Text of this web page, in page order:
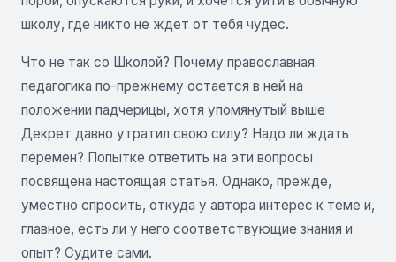
школу, где никто не ждет от тебя чудес.
Что не так со Школой? Почему православная
педагогика по-прежнему остается в ней на
положении падчерицы, хотя упомянутый выше
Декрет давно утратил свою силу? Надо ли ждать
перемен? Попытке ответить на эти вопросы
посвящена настоящая статья. Однако, прежде,
уместно спросить, откуда у автора интерес к теме и,
главное, есть ли у него соответствующие знания и
опыт? Судите сами.